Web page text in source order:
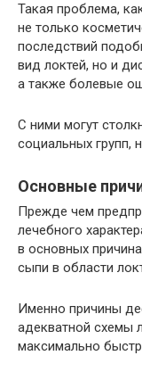
Такая проблема,
не только
последствий
вид локтей, но и
а также болевые
С ними могут
социальных групп,
Основные
Прежде чем
лечебного
в основных
сыпи в области
Именно причины
адекватной схемы
максимально